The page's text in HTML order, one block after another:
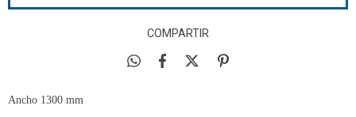
COMPARTIR
Ancho 1300 mm